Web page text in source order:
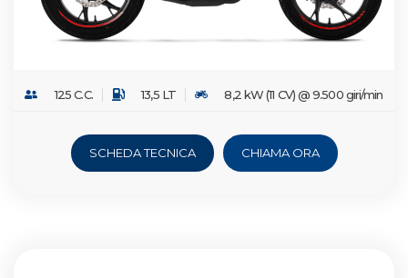
125 C.C. 13,5 LT 8,2 kW (11 CV) @ 9.500 giri/min
SCHEDA TECNICA CHIAMA ORA